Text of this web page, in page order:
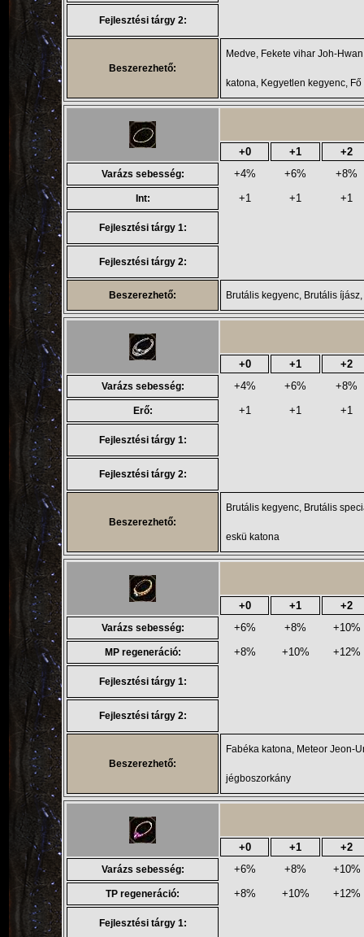
Fejlesztési tárgy 2:
Beszerezhető:
Medve, Fekete vihar Joh-
katona, Kegyetlen kegyenc,
+0 +1 +2
Varázs sebesség: +4% +6% +8%
Int: +1 +1 +1
Fejlesztési tárgy 1:
Fejlesztési tárgy 2:
Beszerezhető: Brutális kegyenc, Brutális
+0 +1 +2
Varázs sebesség: +4% +6% +8%
Erő: +1 +1 +1
Fejlesztési tárgy 1:
Fejlesztési tárgy 2:
Beszerezhető:
Brutális kegyenc, Brutális
eskü katona
+0 +1 +2
Varázs sebesség: +6% +8% +10%
MP regeneráció: +8% +10% +12%
Fejlesztési tárgy 1:
Fejlesztési tárgy 2:
Beszerezhető:
Fabéka katona, Meteor Jeon-
jégboszorkány
+0 +1 +2
Varázs sebesség: +6% +8% +10%
TP regeneráció: +8% +10% +12%
Fejlesztési tárgy 1: